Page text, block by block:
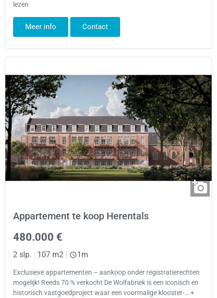
lezen
Meer info Contact
Appartement te koop Herentals
480.000 €
2 slp. | 107 m2 | 1m
Exclusieve appartementen – aankoop onder registratierechten
mogelijk! Reeds 70 % verkocht De Wolfabriek is een iconisch en
historisch vastgoedproject waar een voormalige klooster-… +